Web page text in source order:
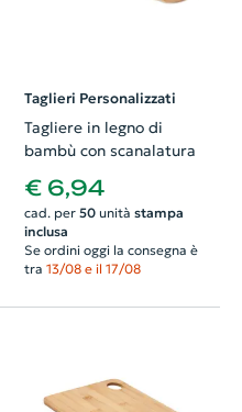
Taglieri Personalizzati
Tagliere in legno di
bambù con scanalatura
€ 6,94
cad. per 50unità stampa
inclusa
Se ordini oggi la consegna è
tra 13/08 e il 17/08